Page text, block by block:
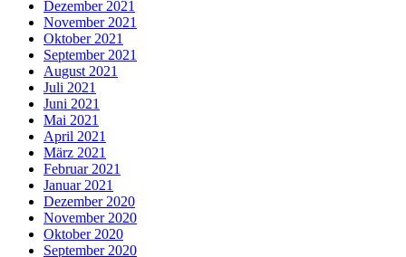
Dezember 2021
November 2021
Oktober 2021
September 2021
August 2021
Juli 2021
Juni 2021
Mai 2021
April 2021
März 2021
Februar 2021
Januar 2021
Dezember 2020
November 2020
Oktober 2020
September 2020